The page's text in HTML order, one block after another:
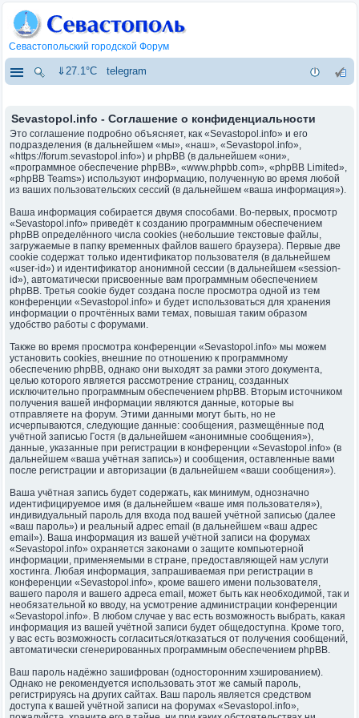
Севастопольский городской Форум
⇓27.1°C telegram
Sevastopol.info - Соглашение о конфиденциальности
Это соглашение подробно объясняет, как «Sevastopol.info» и его
подразделения (в дальнейшем «мы», «наш», «Sevastopol.info»,
«https://forum.sevastopol.info») и phpBB (в дальнейшем «они»,
«программное обеспечение phpBB», «www.phpbb.com», «phpBB Limited»,
«phpBB Teams») используют информацию, полученную во время любой
из ваших пользовательских сессий (в дальнейшем «ваша информация»).
Ваша информация собирается двумя способами. Во-первых, просмотр
«Sevastopol.info» приведёт к созданию программным обеспечением
phpBB определённого числа cookies (небольшие текстовые файлы,
загружаемые в папку временных файлов вашего браузера). Первые две
cookie содержат только идентификатор пользователя (в дальнейшем
«user-id») и идентификатор анонимной сессии (в дальнейшем «session-
id»), автоматически присвоенные вам программным обеспечением
phpBB. Третья cookie будет создана после просмотра одной из тем
конференции «Sevastopol.info» и будет использоваться для хранения
информации о прочтённых вами темах, повышая таким образом
удобство работы с форумами.
Также во время просмотра конференции «Sevastopol.info» мы можем
установить cookies, внешние по отношению к программному
обеспечению phpBB, однако они выходят за рамки этого документа,
целью которого является рассмотрение страниц, созданных
исключительно программным обеспечением phpBB. Вторым источником
получения вашей информации являются данные, которые вы
отправляете на форум. Этими данными могут быть, но не
исчерпываются, следующие данные: сообщения, размещённые под
учётной записью Гостя (в дальнейшем «анонимные сообщения»),
данные, указанные при регистрации в конференции «Sevastopol.info» (в
дальнейшем «ваша учётная запись») и сообщения, оставленные вами
после регистрации и авторизации (в дальнейшем «ваши сообщения»).
Ваша учётная запись будет содержать, как минимум, однозначно
идентифицируемое имя (в дальнейшем «ваше имя пользователя»),
индивидуальный пароль для входа под вашей учётной записью (далее
«ваш пароль») и реальный адрес email (в дальнейшем «ваш адрес
email»). Ваша информация из вашей учётной записи на форумах
«Sevastopol.info» охраняется законами о защите компьютерной
информации, применяемыми в стране, предоставляющей нам услуги
хостинга. Любая информация, запрашиваемая при регистрации в
конференции «Sevastopol.info», кроме вашего имени пользователя,
вашего пароля и вашего адреса email, может быть как необходимой, так и
необязательной ко вводу, на усмотрение администрации конференции
«Sevastopol.info». В любом случае у вас есть возможность выбрать, какая
информация из вашей учётной записи будет общедоступна. Кроме того,
у вас есть возможность согласиться/отказаться от получения сообщений,
автоматически сгенерированных программным обеспечением phpBB.
Ваш пароль надёжно зашифрован (односторонним хэшированием).
Однако не рекомендуется использовать этот же самый пароль,
регистрируясь на других сайтах. Ваш пароль является средством
доступа к вашей учётной записи на форумах «Sevastopol.info»,